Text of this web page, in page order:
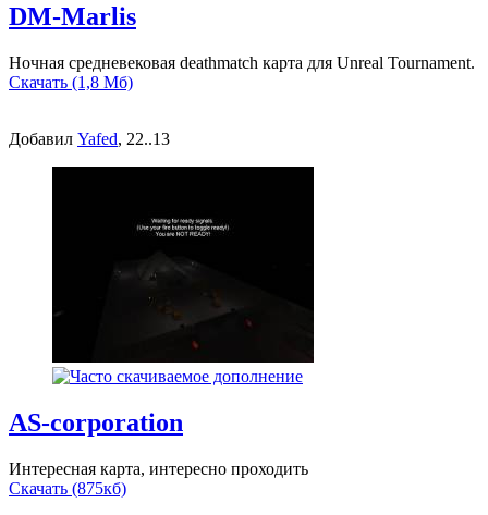
DM-Marlis
Ночная средневековая deathmatch карта для Unreal Tournament.
Скачать (1,8 Мб)
Добавил Yafed, 22..13
AS-corporation
Интересная карта, интересно проходить
Скачать (875кб)